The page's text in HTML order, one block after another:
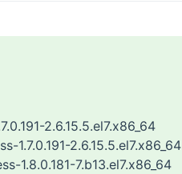
2.6.15.5.el7.x86_64
1.7.0.191-2.6.15.5.el7.x86_64
1.8.0.181-7.b13.el7.x86_64